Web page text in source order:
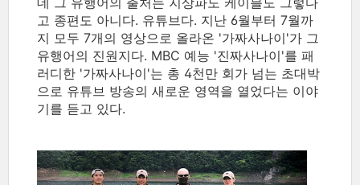
고 종편도 아니다. 유튜브다. 지난 6월부터 7월까
지 모두 7개의 영상으로 올라온 '가짜사나이'가 그
유행어의 진원지다. MBC 예능 '진짜사나이'를 패
러디한 '가짜사나이'는 총 4천만 회가 넘는 초대박
으로 유튜브 방송의 새로운 영역을 열었다는 이야
기를 듣고 있다.